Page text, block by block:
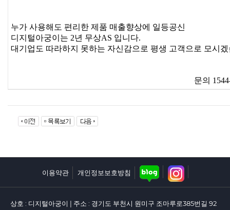
누가 사용해도 편리한 제품 매출향상에 일등공신
디지털아궁이는 2년 무상AS 입니다.
대기업도 따라하지 못하는 자신감으로 평생 고객으로 모시
문의
이용약관 개인정보보호방침
상호 : 디지털아궁이 | 주소 : 경기도 부천시 원미구 조마루로385번길 92